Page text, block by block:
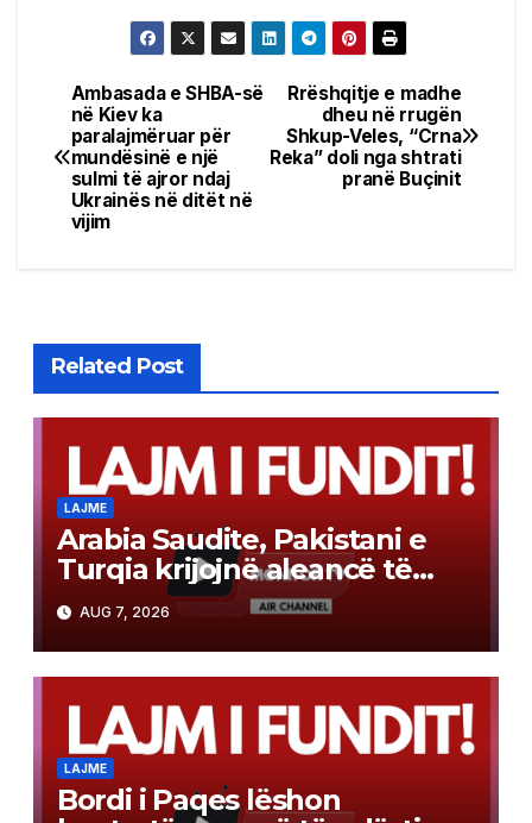
Post
navigation
Rrëshqitje e madhe
dheu në rrugën
Shkup-Veles, “Crna
Reka” doli nga shtrati
pranë Buçinit
Ambasada e SHBA-së
në Kiev ka
paralajmëruar për
mundësinë e një
sulmi të ajror ndaj
Ukrainës në ditët në
vijim
Related Post
LAJME
Arabia Saudite, Pakistani e
Turqia krijojnë aleancë të
përbashkët mbrojtjeje sipas
modelit të NATO-s
AUG 7, 2026
LAJME
Bordi i Paqes lëshon